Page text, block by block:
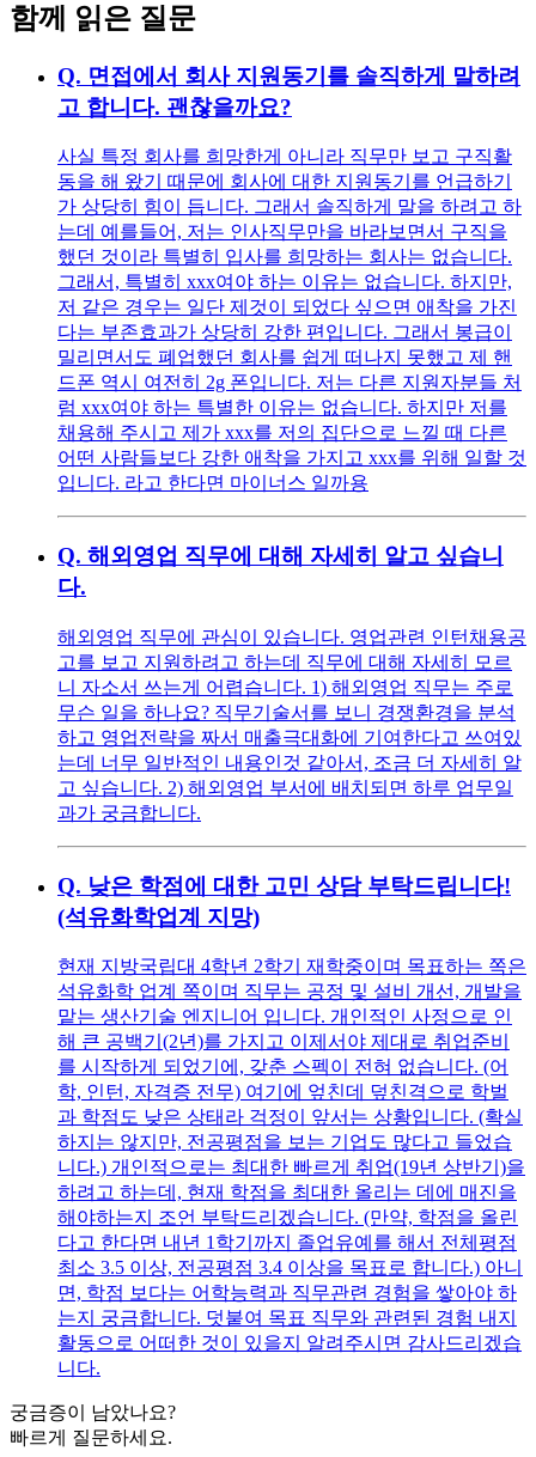
함께 읽은 질문
Q. 면접에서 회사 지원동기를 솔직하게 말하려
고 합니다. 괜찮을까요?
사실 특정 회사를 희망한게 아니라 직무만 보고 구직활
동을 해 왔기 때문에 회사에 대한 지원동기를 언급하기
가 상당히 힘이 듭니다. 그래서 솔직하게 말을 하려고 하
는데 예를들어, 저는 인사직무만을 바라보면서 구직을
했던 것이라 특별히 입사를 희망하는 회사는 없습니다.
그래서, 특별히 xxx여야 하는 이유는 없습니다. 하지만,
저 같은 경우는 일단 제것이 되었다 싶으면 애착을 가진
다는 부존효과가 상당히 강한 편입니다. 그래서 봉급이
밀리면서도 폐업했던 회사를 쉽게 떠나지 못했고 제 핸
드폰 역시 여전히 2g 폰입니다. 저는 다른 지원자분들 처
럼 xxx여야 하는 특별한 이유는 없습니다. 하지만 저를
채용해 주시고 제가 xxx를 저의 집단으로 느낄 때 다른
어떤 사람들보다 강한 애착을 가지고 xxx를 위해 일할 것
입니다. 라고 한다면 마이너스 일까용
Q. 해외영업 직무에 대해 자세히 알고 싶습니
다.
해외영업 직무에 관심이 있습니다. 영업관련 인턴채용공
고를 보고 지원하려고 하는데 직무에 대해 자세히 모르
니 자소서 쓰는게 어렵습니다. 1) 해외영업 직무는 주로
무슨 일을 하나요? 직무기술서를 보니 경쟁환경을 분석
하고 영업전략을 짜서 매출극대화에 기여한다고 쓰여있
는데 너무 일반적인 내용인것 같아서, 조금 더 자세히 알
고 싶습니다. 2) 해외영업 부서에 배치되면 하루 업무일
과가 궁금합니다.
Q. 낮은 학점에 대한 고민 상담 부탁드립니다!
(석유화학업계 지망)
현재 지방국립대 4학년 2학기 재학중이며 목표하는 쪽은
석유화학 업계 쪽이며 직무는 공정 및 설비 개선, 개발을
맡는 생산기술 엔지니어 입니다. 개인적인 사정으로 인
해 큰 공백기(2년)를 가지고 이제서야 제대로 취업준비
를 시작하게 되었기에, 갖춘 스펙이 전혀 없습니다. (어
학, 인턴, 자격증 전무) 여기에 엎친데 덮친격으로 학벌
과 학점도 낮은 상태라 걱정이 앞서는 상황입니다. (확실
하지는 않지만, 전공평점을 보는 기업도 많다고 들었습
니다.) 개인적으로는 최대한 빠르게 취업(19년 상반기)을
하려고 하는데, 현재 학점을 최대한 올리는 데에 매진을
해야하는지 조언 부탁드리겠습니다. (만약, 학점을 올린
다고 한다면 내년 1학기까지 졸업유예를 해서 전체평점
최소 3.5 이상, 전공평점 3.4 이상을 목표로 합니다.) 아니
면, 학점 보다는 어학능력과 직무관련 경험을 쌓아야 하
는지 궁금합니다. 덧붙여 목표 직무와 관련된 경험 내지
활동으로 어떠한 것이 있을지 알려주시면 감사드리겠습
니다.
궁금증이 남았나요?
빠르게 질문하세요.